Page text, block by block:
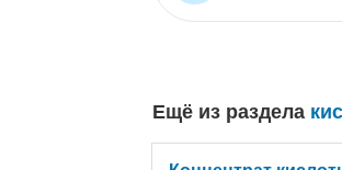
Ещё из раздела